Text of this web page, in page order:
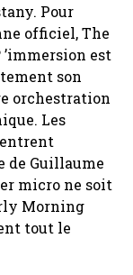
Pour
officiel, The
est
son
orchestration
Les
de Guillaume
micro ne soit
Morning
tout le